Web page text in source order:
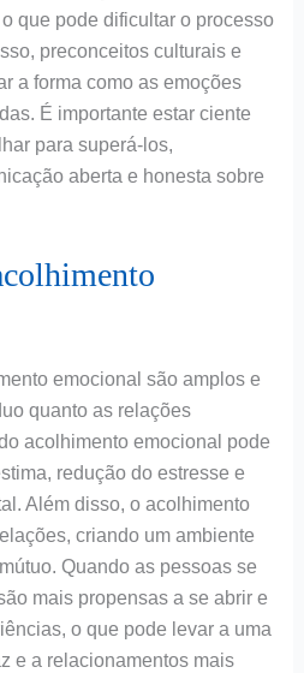
que pode dificultar o processo
preconceitos culturais e
a forma como as emoções
É importante estar ciente
para superá-los,
aberta e honesta sobre
emocional são amplos e
quanto as relações
acolhimento emocional pode
redução do estresse e
Além disso, o acolhimento
criando um ambiente
Quando as pessoas se
mais propensas a se abrir e
o que pode levar a uma
e a relacionamentos mais